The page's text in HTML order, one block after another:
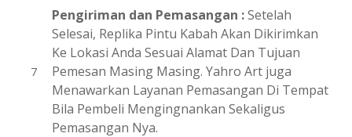
Pengiriman dan Pemasangan :Setelah
Selesai, Replika Pintu Kabah Akan Dikirimkan
Ke Lokasi Anda Sesuai Alamat Dan Tujuan
Pemesan Masing Masing. Yahro Art juga
Menawarkan Layanan Pemasangan Di Tempat
Bila Pembeli Mengingnankan Sekaligus
Pemasangan Nya.